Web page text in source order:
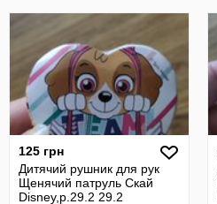
125 грн
Дитячий рушник для рук
Щенячий патруль Скай
Disney,р.29.2 29.2